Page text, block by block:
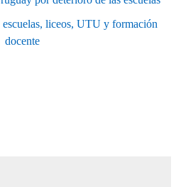
escuelas, liceos, UTU y formación
docente